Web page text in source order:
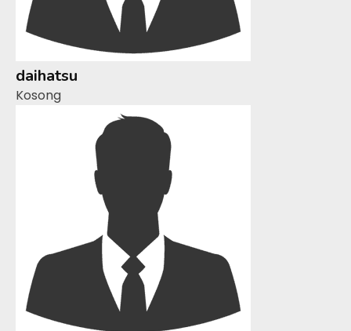
daihatsu
Kosong